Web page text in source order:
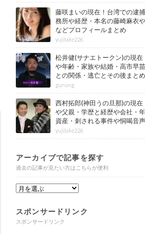
藤咲まいの現在！台湾での逮
務所や経歴・本名の藤崎麻衣
などプロフィールまとめ
yujitake226
松井健(サナエトークン)の現在
や年齢・家族や結婚・高市早
との関係・逃亡とその後まとめ
gurung
西村拓郎(神田うの旦那)の現在
や父親・学歴と経歴や会社・
資産・刺される事件や恫喝音
婚と子供や自宅・脳梗塞の病気
とめ
yujitake226
アーカイブで記事を探す
過去の記事が見たい方はこちらが便利
スポンサードリンク
スポンサードリンク